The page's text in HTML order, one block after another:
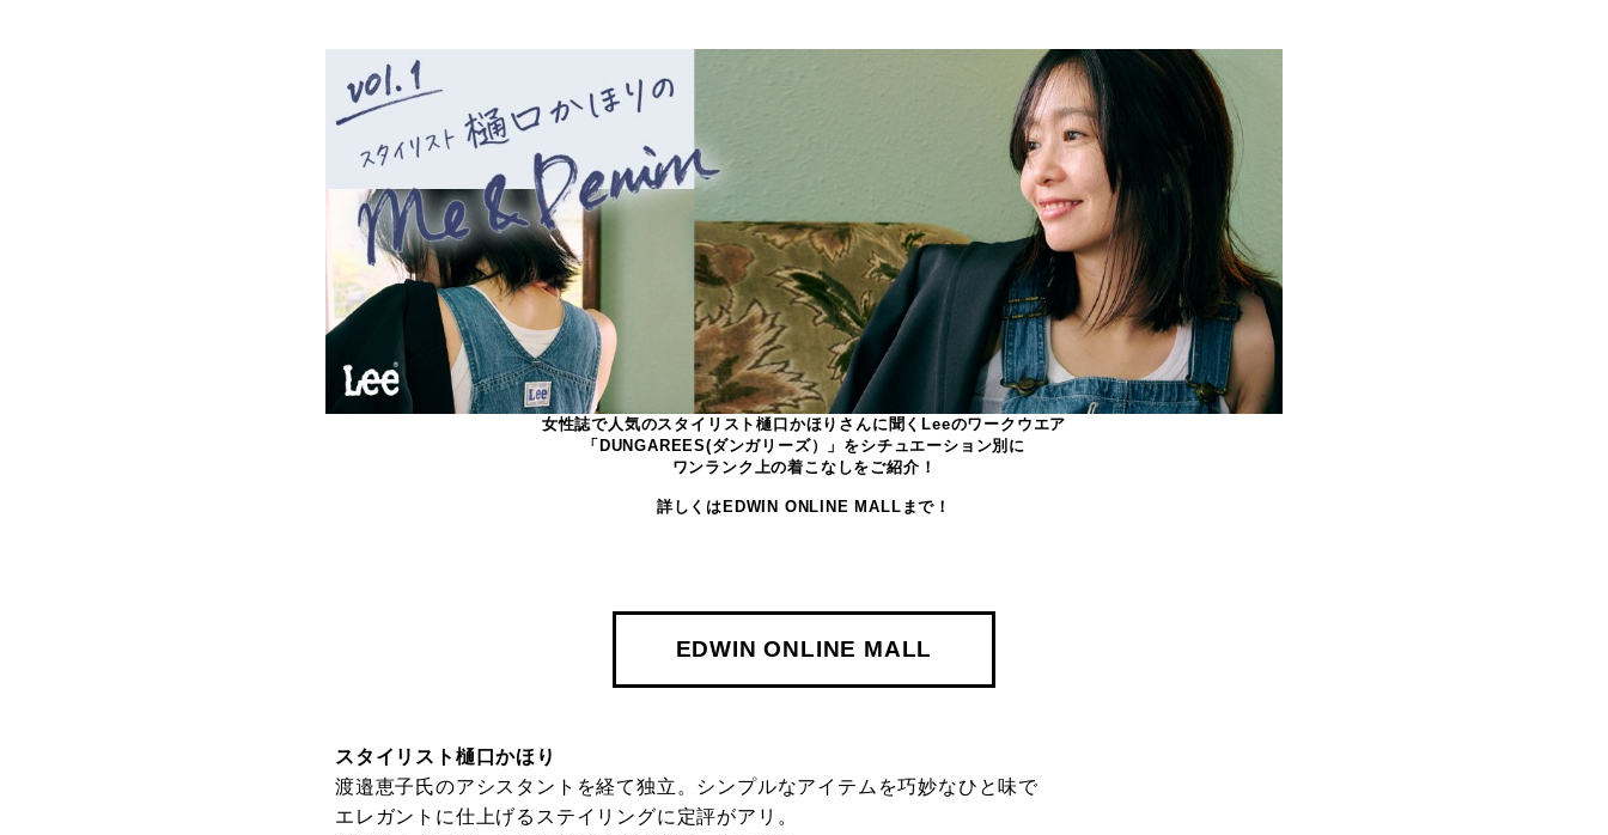
女性誌で人気のスタイリスト樋口かほりさんに聞くLeeのワークウエア
「DUNGAREES(ダンガリーズ）」をシチュエーション別に
ワンランク上の着こなしをご紹介！
詳しくはEDWIN ONLINE MALLまで！
EDWIN ONLINE MALL
スタイリスト樋口かほり
渡邉恵子氏のアシスタントを経て独立。シンプルなアイテムを巧妙なひと味で
エレガントに仕上げるステイリングに定評がアリ。